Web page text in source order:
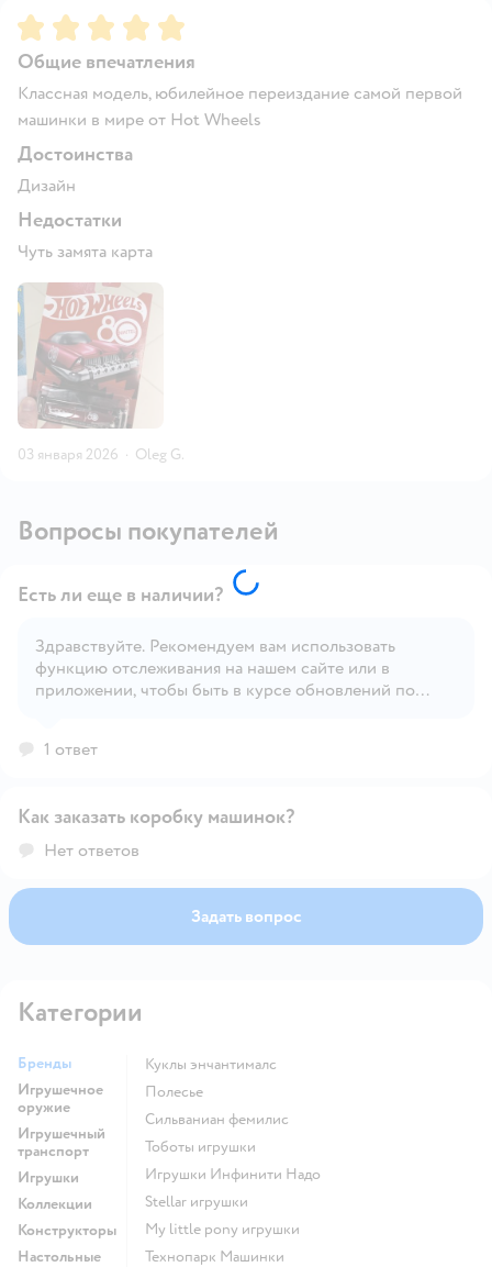
Рейтинг:5
Общие впечатления
Классная модель, юбилейное переиздание самой первой
машинки в мире от Hot Wheels
Достоинства
Дизайн
Недостатки
Чуть замята карта
03 января 2026 · Oleg G.
Вопросы покупателей
Открыть вопрос
Есть ли еще в наличии?
Здравствуйте. Рекомендуем вам использовать
функцию отслеживания на нашем сайте или в
приложении, чтобы быть в курсе обновлений по
1 ответ
Как заказать коробку машинок?
Нет ответов
Задать вопрос
Категории
Бренды
Игрушечное
оружие
Игрушечный
транспорт
Игрушки
Коллекции
Конструкторы
Настольные
Куклы энчантималс
Полесье
Сильваниан фемилис
Тоботы игрушки
Игрушки Инфинити Надо
Stellar игрушки
my little pony игрушки
Технопарк Машинки